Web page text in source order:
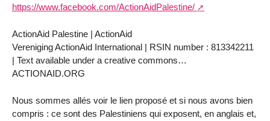
https://www.facebook.com/ActionAidPalestine/
ActionAid Palestine | ActionAid
Vereniging ActionAid International | RSIN number : 813342211
| Text available under a creative commons…
ACTIONAID.ORG
Nous sommes allés voir le lien proposé et si nous avons bien
compris : ce sont des Palestiniens qui exposent, en anglais et,